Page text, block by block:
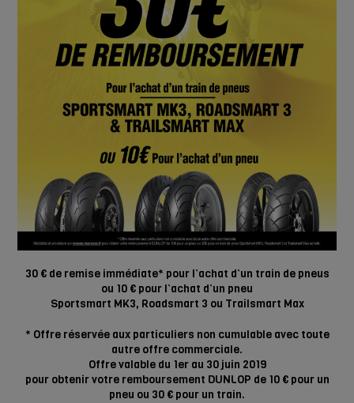
30 € de remise immédiate* pour l’achat d’un train de pneus
ou 10 € pour l’achat d’un pneu
Sportsmart MK3, Roadsmart 3 ou Trailsmart Max
* Offre réservée aux particuliers non cumulable avec toute
autre offre commerciale.
Offre valable du 1er au 30 juin 2019
pour obtenir votre remboursement DUNLOP de 10 € pour un
pneu ou 30 € pour un train.